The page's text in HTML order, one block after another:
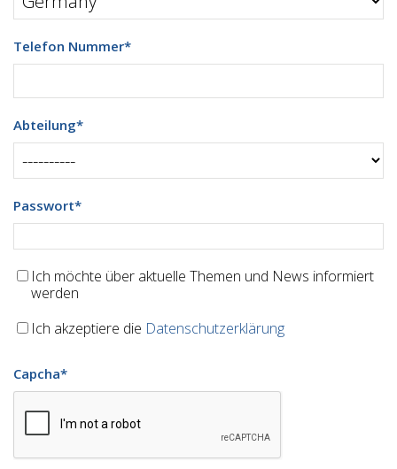
Telefon Nummer*
Abteilung*
Passwort*
Ich möchte über aktuelle Themen und News informiert
werden
Ich akzeptiere die Datenschutzerklärung
Capcha*